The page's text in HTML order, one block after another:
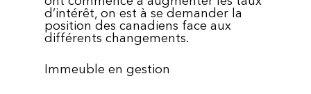
d’intérêt, on est à se demander la
position des canadiens face aux
différents changements.
Immeuble en gestion